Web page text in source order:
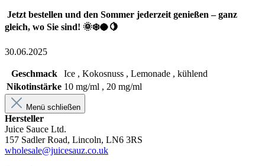
Jetzt bestellen und den Sommer jederzeit genießen – ganz
gleich, wo Sie sind! 🌞❄️🥥🍋
30.06.2025
Geschmack
Ice , Kokosnuss , Lemonade , kühlend
Nikotinstärke 10 mg/ml , 20 mg/ml
Menü schließen
Hersteller
Juice Sauce Ltd.
157 Sadler Road, Lincoln, LN6 3RS
wholesale@juicesauz.co.uk